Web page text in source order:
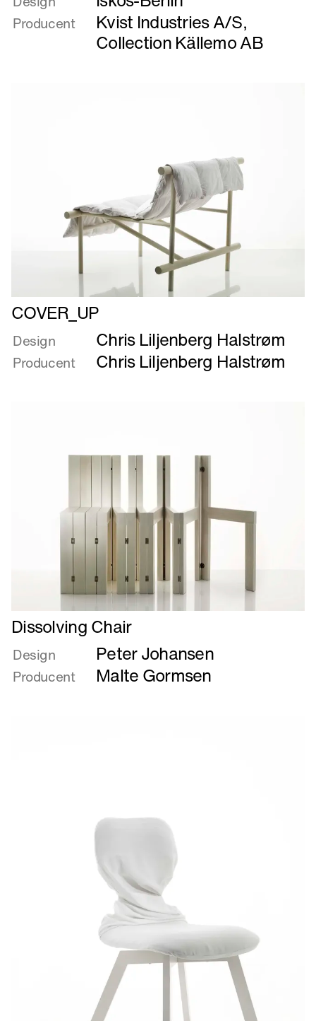
Brud
Producent Kvist Industries A/S,
Collection Källemo AB
Læs
mere
om
COVER_UP
COVER_UP
Design Chris Liljenberg Halstrøm
Producent Chris Liljenberg Halstrøm
Læs
mere
om
Dissolving
Chair
Dissolving Chair
Design Peter Johansen
Producent Malte Gormsen